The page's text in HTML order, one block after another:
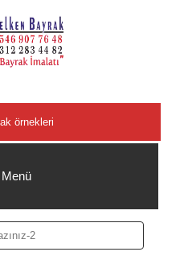
örnekleri